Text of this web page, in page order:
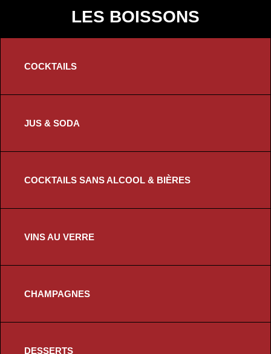
LES BOISSONS
COCKTAILS
JUS & SODA
COCKTAILS SANS ALCOOL & BIÈRES
VINS AU VERRE
CHAMPAGNES
DESSERTS